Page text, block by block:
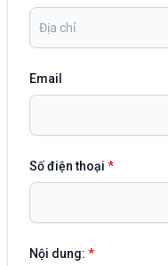
Email
Số điện thoại *
Nội dung: *